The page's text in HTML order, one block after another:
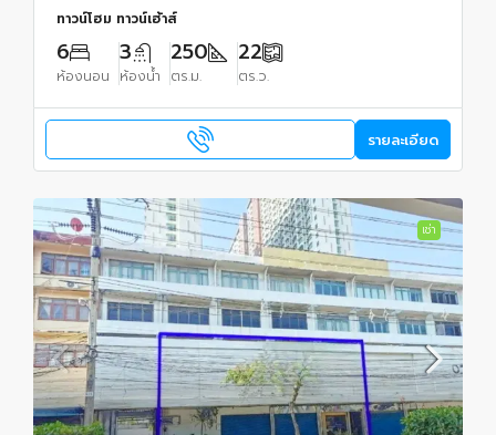
ทาวน์โฮม ทาวน์เฮ้าส์
6
ห้องนอน
3
ห้องน้ำ
250
ตร.ม.
22
ตร.ว.
รายละเอียด
เช่า